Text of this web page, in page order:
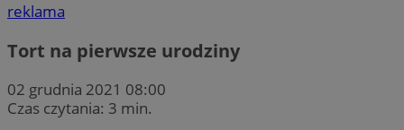
reklama
Tort na pierwsze urodziny
02 grudnia 2021 08:00
Czas czytania: 3 min.